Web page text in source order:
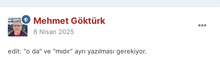
Mehmet Göktürk
8 Nisan 2025
edit: "o da" ve "mıdır" ayrı yazılması gerekiyor.